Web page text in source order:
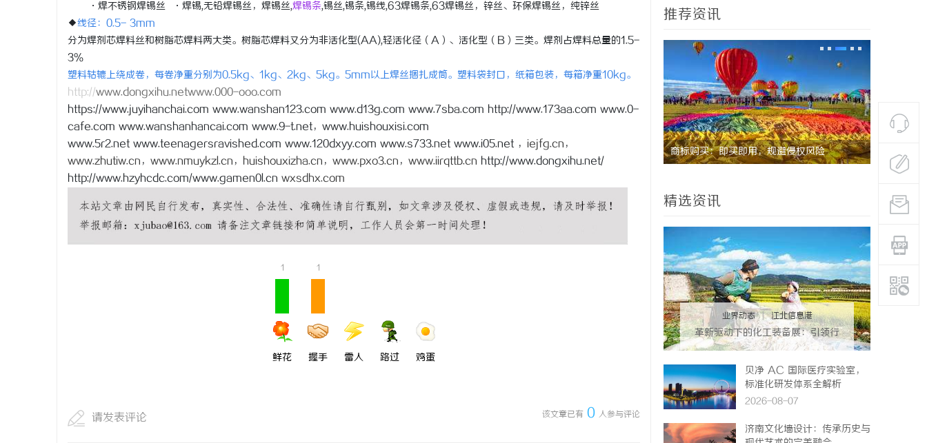
·焊不锈钢焊锡丝 ·焊锡,无铅焊锡丝，焊锡丝,焊锡条,锡丝,锡条,锡线,63焊锡条,63焊锡丝，锌丝、环保焊锡丝，纯锌丝
◆线径：0.5- 3mm
分为焊剂芯焊料丝和树脂芯焊料两大类。树脂芯焊料又分为非活化型(AA),轻活化径（A）、活化型（B）三类。焊剂占焊料总量的1.5-
3％
塑料轱辘上绕成卷，每卷净重分别为0.5kg、1kg、2kg、5kg。5mm以上焊丝捆扎成筒。塑料袋封口，纸箱包装，每箱净重10kg。
http://www.dongxihu.netwww.000-ooo.com
https://www.juyihanchai.com www.wanshan123.com www.d13g.com www.7sba.com http://www.173aa.com www.0-
cafe.com www.wanshanhancai.com www.9-t.net，www.huishouxisi.com
www.5r2.net www.teenagersravished.com www.120dxyy.com www.s733.net www.i05.net ， iejfg.cn ，
www.zhutiw.cn ， www.nmuykzl.cn ， huishouxizha.cn ， www.pxo3.cn ， www.iirqttb.cn http://www.dongxihu.net/
http://www.hzyhcdc.com/www.gamen0l.cn wxsdhx.com
1
鲜花
1
握手 雷人 路过 鸡蛋
该文章已有 0 人参与评论
请发表评论
推荐资讯
武汉配眼镜 上海配眼镜 3d激光内雕机：精密雕刻与创新应用 商标购买：即买即用，规避侵权风险 武汉配眼
精选资讯
业界动态 | 江北信息港
革新驱动下的化工装备展：引领行
业未来发展的风向标
贝净 AC 国际医疗实验室，
标准化研发体系全解析
2026-08-07
济南文化墙设计：传承历史与